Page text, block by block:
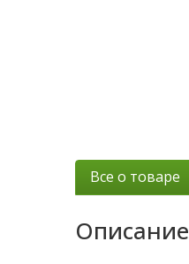
Все о товаре
Описание